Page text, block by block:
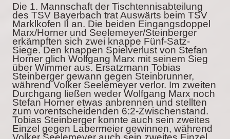
Die 1. Mannschaft der Tischtennisabteilung
des TSV Bayerbach trat Auswärts beim TSV
Marklkofen II an. Die beiden Eingangsdoppel
Marx/Horner und Seelemeyer/Steinberger
erkämpften sich zwei knappe Fünf-Satz-
Siege. Den knappen Spielverlust von Stefan
Horner glich Wolfgang Marx mit seinem Sieg
über Wimmer aus. Ersatzmann Tobias
Steinberger gewann gegen Steinbrunner,
während Volker Seelemeyer verlor. Im zweiten
Durchgang ließen weder Wolfgang Marx noch
Stefan Horner etwas anbrennen und stellten
zum vorentscheidenden 6:2-Zwischenstand.
Tobias Steinberger konnte auch sein zweites
Einzel gegen Labermeier gewinnen, während